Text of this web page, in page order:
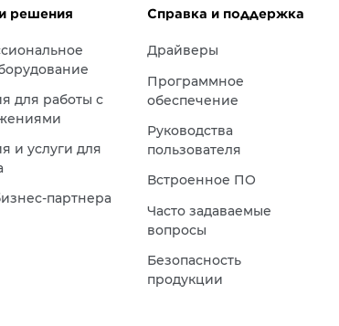
решения
для работы с
и услуги для
партнера
Справка и поддержка
Драйверы
Программное
обеспечение
Руководства
пользователя
Встроенное ПО
Часто задаваемые
вопросы
Безопасность
продукции